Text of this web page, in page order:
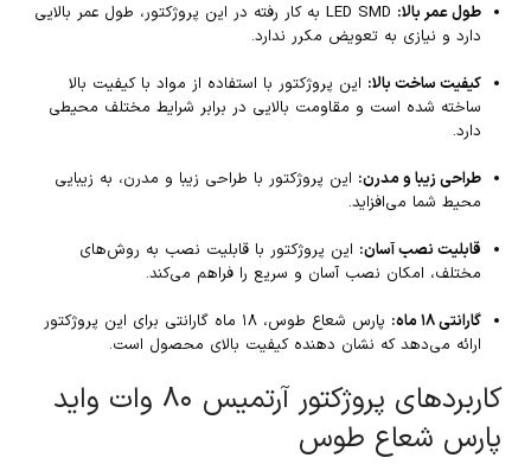
طول عمر بالا:
LED SMD به کار رفته در این پروژکتور، طول عمر بالایی
دارد و نیازی به تعویض مکرر ندارد.
کیفیت ساخت بالا: این پروژکتور با استفاده از مواد با کیفیت بالا
ساخته شده است و مقاومت بالایی در برابر شرایط مختلف محیطی
دارد.
طراحی زیبا و مدرن: این پروژکتور با طراحی زیبا و مدرن، به زیبایی
محیط شما می‌افزاید.
قابلیت نصب آسان: این پروژکتور با قابلیت نصب به روش‌های
مختلف، امکان نصب آسان و سریع را فراهم می‌کند.
گارانتی ۱۸ ماه:
پارس شعاع طوس، ۱۸ ماه گارانتی برای این پروژکتور
ارائه می‌دهد که نشان دهنده کیفیت بالای محصول است.
کاربردهای پروژکتور آرتمیس ۸۰ وات واید
پارس شعاع طوس